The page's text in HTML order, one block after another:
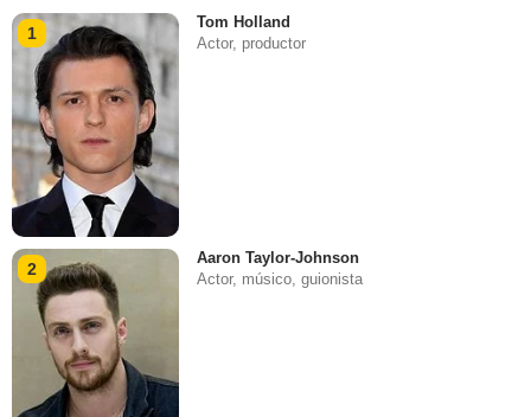
1
Tom Holland
Actor, productor
2
Aaron Taylor-Johnson
Actor, músico, guionista